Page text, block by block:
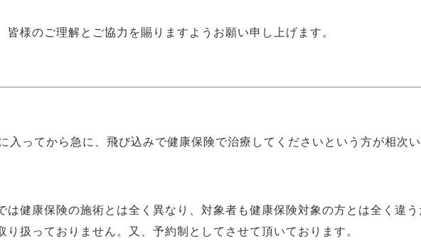
皆様のご理解とご協力を賜りますようお願い申し上げます。
入ってから急に、飛び込みで健康保険で治療してくださいという方が相次い
は健康保険の施術とは全く異なり、対象者も健康保険対象の方とは全く違
り扱っておりません。又、予約制としてさせて頂いております。